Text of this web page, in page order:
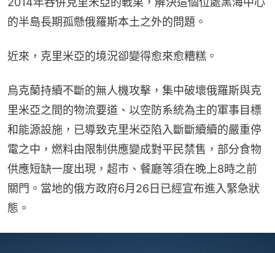
的半島長期孤懸俄羅斯本土之外的問題。
近來，克里米亞的境況卻變得愈來愈糟糕。
烏克蘭持續不斷的無人機攻擊，集中破壞俄羅斯與克
里米亞之間的物流要道、以空防系統為主的軍事目標
和能源設施，已導致克里米亞陷入斷斷續續的嚴重停
電之中，燃料由限制供應變成對平民禁售，部分食物
供應短缺一度出現，超市、餐廳等須在晚上8時之前
關門。當地的俄方政府6月26日已經宣布進入緊急狀
態。